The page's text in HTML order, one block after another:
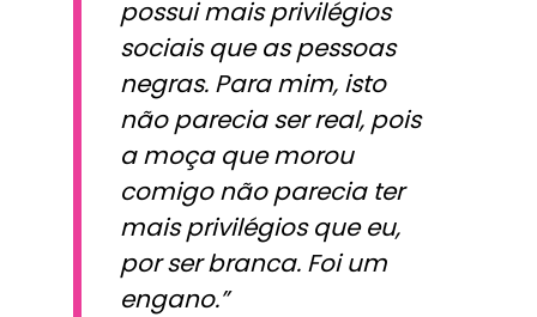
possui mais privilégios
sociais que as pessoas
negras. Para mim, isto
não parecia ser real, pois
a moça que morou
comigo não parecia ter
mais privilégios que eu,
por ser branca. Foi um
engano.”